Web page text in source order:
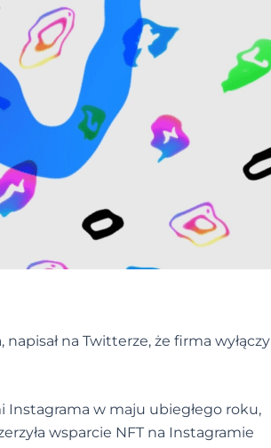
na Twitterze, że firma wyłączy
w maju ubiegłego roku,
wsparcie NFT na Instagramie